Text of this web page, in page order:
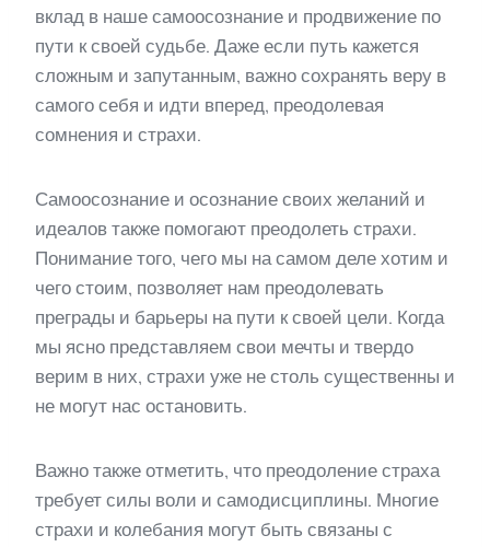
вклад в наше самоосознание и продвижение по
пути к своей судьбе. Даже если путь кажется
сложным и запутанным, важно сохранять веру в
самого себя и идти вперед, преодолевая
сомнения и страхи.
Самоосознание и осознание своих желаний и
идеалов также помогают преодолеть страхи.
Понимание того, чего мы на самом деле хотим и
чего стоим, позволяет нам преодолевать
преграды и барьеры на пути к своей цели. Когда
мы ясно представляем свои мечты и твердо
верим в них, страхи уже не столь существенны и
не могут нас остановить.
Важно также отметить, что преодоление страха
требует силы воли и самодисциплины. Многие
страхи и колебания могут быть связаны с